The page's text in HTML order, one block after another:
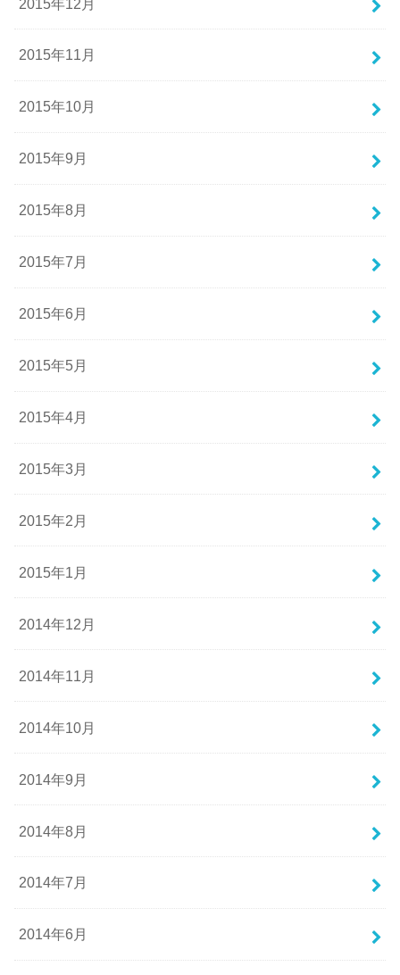
2015年11月
2015年10月
2015年9月
2015年8月
2015年7月
2015年6月
2015年5月
2015年4月
2015年3月
2015年2月
2015年1月
2014年12月
2014年11月
2014年10月
2014年9月
2014年8月
2014年7月
2014年6月